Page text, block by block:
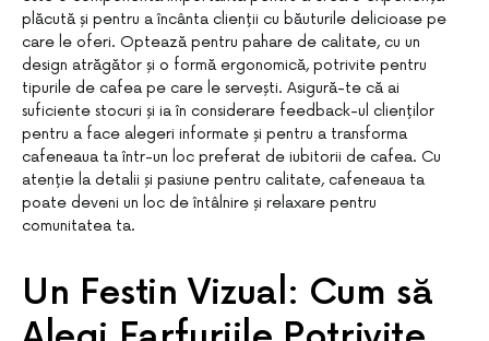
plăcută și pentru a încânta clienții cu băuturile delicioase pe
care le oferi. Optează pentru pahare de calitate, cu un
design atrăgător și o formă ergonomică, potrivite pentru
tipurile de cafea pe care le servești. Asigură-te că ai
suficiente stocuri și ia în considerare feedback-ul clienților
pentru a face alegeri informate și pentru a transforma
cafeneaua ta într-un loc preferat de iubitorii de cafea. Cu
atenție la detalii și pasiune pentru calitate, cafeneaua ta
poate deveni un loc de întâlnire și relaxare pentru
comunitatea ta.
Un Festin Vizual: Cum să